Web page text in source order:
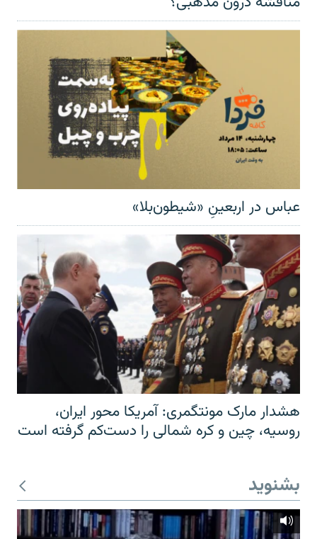
عباس در اربعینِ «شیطون‌بلا»
هشدار مارک مونتگمری: آمریکا محور ایران،
روسیه، چین و کره شمالی را دست‌کم گرفته است
بشنوید